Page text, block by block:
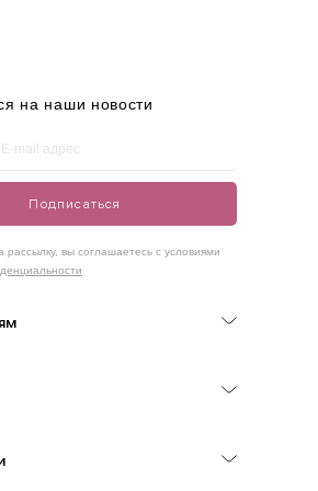
обмерить
выступающим точкам.
на наши новости
Подписаться
рассылку, вы соглашаетесь с условиями